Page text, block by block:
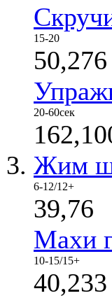
15-20
50,276
20-60сек
Жим
6-12/12+
39,76
Махи
10-15/15+
40,233